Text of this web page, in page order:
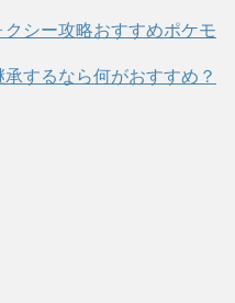
シー攻略おすすめポケモ
するなら何がおすすめ？